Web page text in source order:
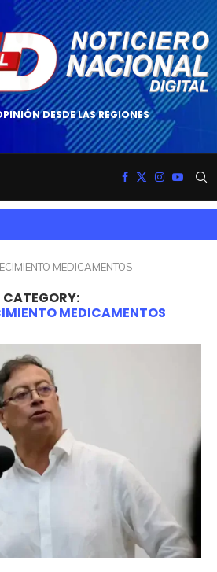
DESDE LAS REGIONES
MEDICAMENTOS
CATEGORY:
MEDICAMENTOS